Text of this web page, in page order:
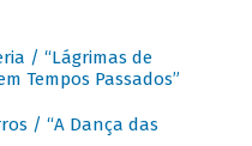
/ “Lágrimas de
Tempos Passados”
/ “A Dança das